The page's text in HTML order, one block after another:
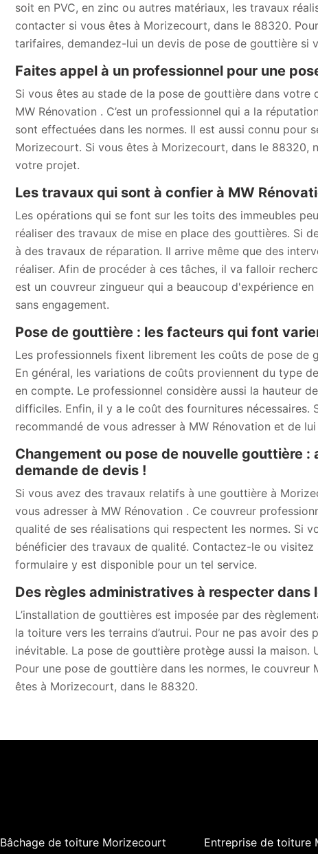
soit en PVC, en zinc ou autres matériaux, les travaux
contacter si vous êtes à Morizecourt, dans le 88320.
tarifaires, demandez-lui un devis de pose de gouttière si
Faites appel à un professionnel pour une
Si vous êtes au stade de la pose de gouttière dans
MW Rénovation . C’est un professionnel qui a la
sont effectuées dans les normes. Il est aussi connu pour
Morizecourt. Si vous êtes à Morizecourt, dans le 88320,
votre projet.
Les travaux qui sont à confier à MW
Les opérations qui se font sur les toits des immeubles
réaliser des travaux de mise en place des gouttières. Si
à des travaux de réparation. Il arrive même que des
réaliser. Afin de procéder à ces tâches, il va falloir
est un couvreur zingueur qui a beaucoup d'expérience
sans engagement.
Pose de gouttière : les facteurs qui font
Les professionnels fixent librement les coûts de pose de
En général, les variations de coûts proviennent du type
en compte. Le professionnel considère aussi la hauteur
difficiles. Enfin, il y a le coût des fournitures
recommandé de vous adresser à MW Rénovation et de
Changement ou pose de nouvelle gouttière
demande de devis !
Si vous avez des travaux relatifs à une gouttière à
vous adresser à MW Rénovation . Ce couvreur
qualité de ses réalisations qui respectent les normes. Si
bénéficier des travaux de qualité. Contactez-le ou
formulaire y est disponible pour un tel service.
Des règles administratives à respecter dans
L’installation de gouttières est imposée par des
la toiture vers les terrains d’autrui. Pour ne pas avoir
inévitable. La pose de gouttière protège aussi la maison.
Pour une pose de gouttière dans les normes, le
êtes à Morizecourt, dans le 88320.
Bâchage de toiture Morizecourt Entreprise de toiture